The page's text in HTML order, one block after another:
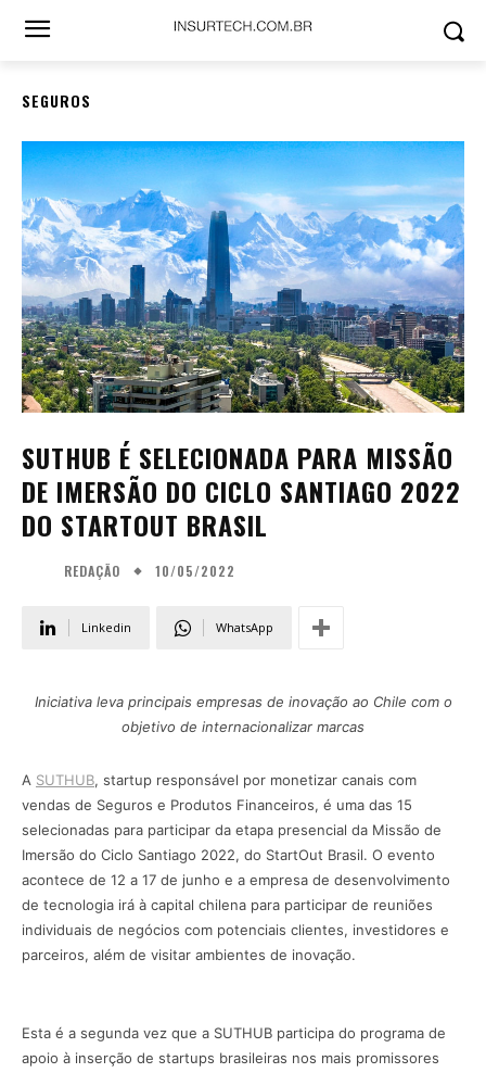
SEGUROS
SUTHUB É SELECIONADA PARA MISSÃO
DE IMERSÃO DO CICLO SANTIAGO 2022
DO STARTOUT BRASIL
REDAÇÃO 10/05/2022
Linkedin WhatsApp
Iniciativa leva principais empresas de inovação ao Chile com o
objetivo de internacionalizar marcas
A SUTHUB, startup responsável por monetizar canais com
vendas de Seguros e Produtos Financeiros, é uma das 15
selecionadas para participar da etapa presencial da Missão de
Imersão do Ciclo Santiago 2022, do StartOut Brasil. O evento
acontece de 12 a 17 de junho e a empresa de desenvolvimento
de tecnologia irá à capital chilena para participar de reuniões
individuais de negócios com potenciais clientes, investidores e
parceiros, além de visitar ambientes de inovação.
Esta é a segunda vez que a SUTHUB participa do programa de
apoio à inserção de startups brasileiras nos mais promissores